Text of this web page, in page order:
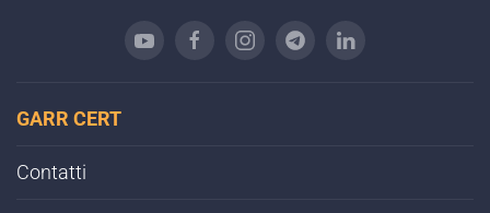
GARR CERT
Contatti